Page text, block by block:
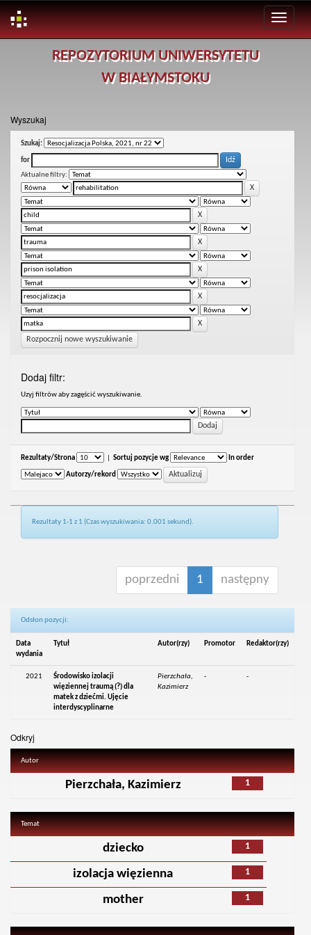
REPOZYTORIUM UNIWERSYTETU
W BIAŁYMSTOKU
Wyszukaj
Szukaj:
for
Aktualne filtry:
Rozpocznij nowe wyszukiwanie
Dodaj filtr:
Uzyj filtrów aby zagęścić wyszukiwanie.
Rezultaty/Strona Sortuj pozycje wg In order
Autorzy/rekord
Rezultaty 1-1 z 1 (Czas wyszukiwania: 0.001 sekund).
poprzedni 1 następny
Odsłon pozycji:
Data
wydania
Tytuł Autor(rzy) Promotor Redaktor(rzy)
2021
Środowisko izolacji
więziennej traumą (?) dla
matek z dziećmi. Ujęcie
interdyscyplinarne
Pierzchała,
Kazimierz
- -
Odkryj
Autor
1
Pierzchała, Kazimierz
Temat
1
dziecko
1
izolacja więzienna
1
mother